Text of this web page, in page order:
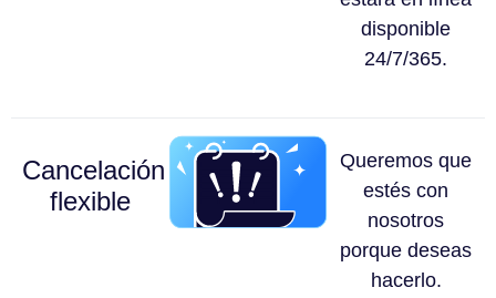
disponible
24/7/365.
Cancelación
flexible
Queremos que
estés con
nosotros
porque deseas
hacerlo.